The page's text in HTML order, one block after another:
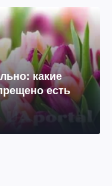
какие
есть